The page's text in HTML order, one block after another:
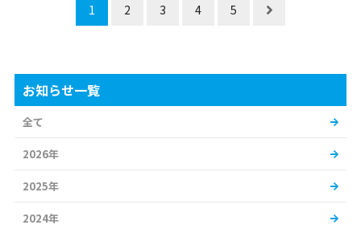
1 2 3 4 5
お知らせ一覧
全て
2026年
2025年
2024年